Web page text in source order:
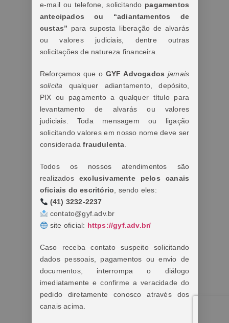
e-mail ou telefone, solicitando pagamentos
antecipados ou “adiantamentos de
custas” para suposta liberação de alvarás
ou valores judiciais, dentre outras
solicitações de natureza financeira.
Reforçamos que o GYF Advogadosjamais
solicita qualquer adiantamento, depósito,
PIX ou pagamento a qualquer título para
levantamento de alvarás ou valores
judiciais. Toda mensagem ou ligação
solicitando valores em nosso nome deve ser
consideradafraudulenta.
Todos os nossos atendimentos são
realizados exclusivamente pelos canais
oficiais do escritório, sendo eles:
(41) 3232-2237
contato@gyf.adv.br
site oficial: https://gyf.adv.br/
Caso receba contato suspeito solicitando
dados pessoais, pagamentos ou envio de
documentos, interrompa o diálogo
imediatamente e confirme a veracidade do
pedido diretamente conosco através dos
canais acima.